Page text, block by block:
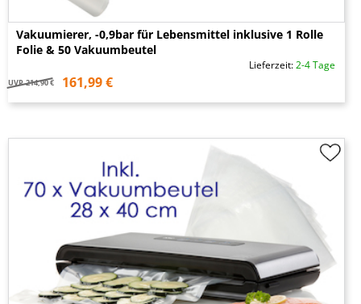
Vakuumierer, -0,9bar für Lebensmittel inklusive 1 Rolle
Folie & 50 Vakuumbeutel
Lieferzeit:2-4 Tage
UVP 214,90 € 161,99 €